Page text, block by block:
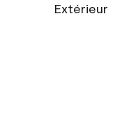
Extérieur